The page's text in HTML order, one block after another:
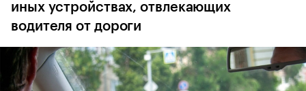
иных устройствах, отвлекающих
водителя от дороги